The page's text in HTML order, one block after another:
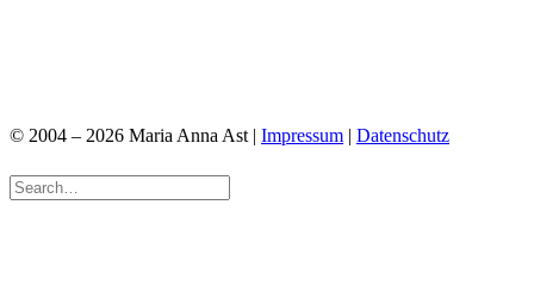
© 2004 – 2026 Maria Anna Ast | Impressum | Datenschutz